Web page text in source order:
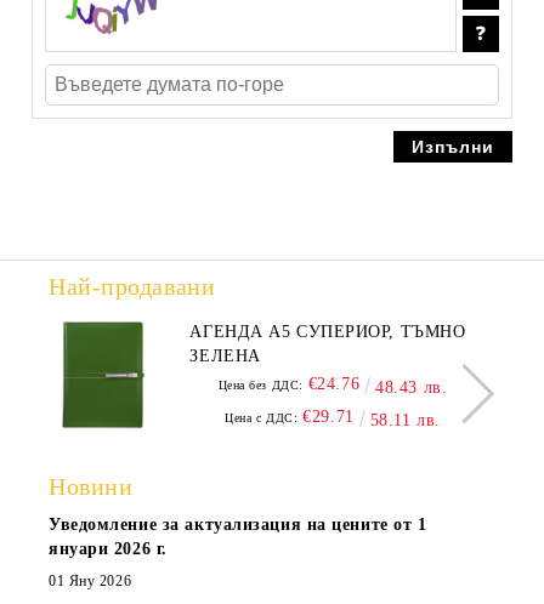
Най-продавани
АГЕНДА А5 СУПЕРИОР, ТЪМНО
ЗЕЛЕНА
Цена без ДДС: €24.76 48.43 лв.
Цена с ДДС: €29.71 58.11 лв.
Новини
Уведомление за актуализация на цените от 1
януари 2026 г.
01 Яну 2026